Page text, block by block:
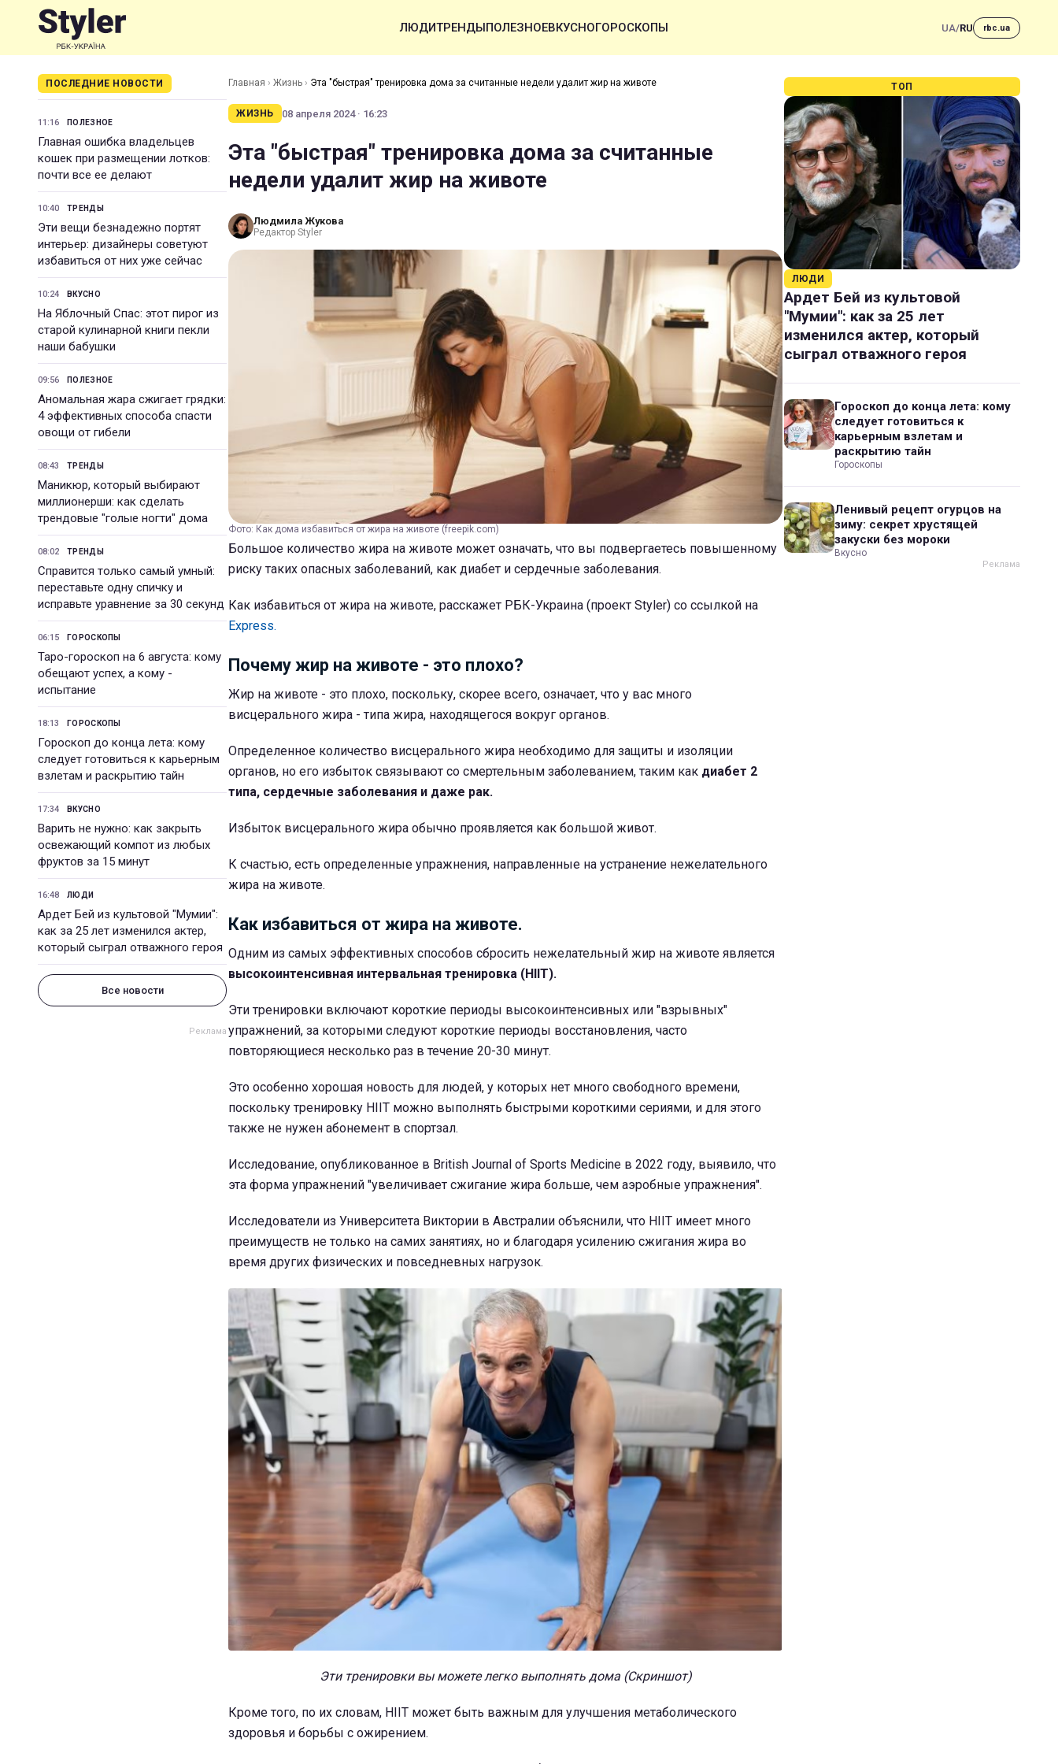
ЛЮДИТРЕНДЫПОЛЕЗНОЕВКУСНОГОРОСКОПЫ UA/RU rbc.ua
ПОСЛЕДНИЕ НОВОСТИ
11:16 ПОЛЕЗНОЕ
Главная ошибка владельцев
кошек при размещении лотков:
почти все ее делают
10:40 ТРЕНДЫ
Эти вещи безнадежно портят
интерьер: дизайнеры советуют
избавиться от них уже сейчас
10:24 ВКУСНО
На Яблочный Спас: этот пирог из
старой кулинарной книги пекли
наши бабушки
09:56 ПОЛЕЗНОЕ
Аномальная жара сжигает грядки:
4 эффективных способа спасти
овощи от гибели
08:43 ТРЕНДЫ
Маникюр, который выбирают
миллионерши: как сделать
трендовые "голые ногти" дома
08:02 ТРЕНДЫ
Справится только самый умный:
переставьте одну спичку и
исправьте уравнение за 30 секунд
06:15 ГОРОСКОПЫ
Таро-гороскоп на 6 августа: кому
обещают успех, а кому -
испытание
18:13 ГОРОСКОПЫ
Гороскоп до конца лета: кому
следует готовиться к карьерным
взлетам и раскрытию тайн
17:34 ВКУСНО
Варить не нужно: как закрыть
освежающий компот из любых
фруктов за 15 минут
16:48 ЛЮДИ
Ардет Бей из культовой "Мумии":
как за 25 лет изменился актер,
который сыграл отважного героя
Все новости
Главная › Жизнь › Эта "быстрая" тренировка дома за считанные недели удалит жир на животе
ЖИЗНЬ 08 апреля 2024 · 16:23
Эта "быстрая" тренировка дома за считанные
недели удалит жир на животе
Людмила Жукова
Редактор Styler
Фото: Как дома избавиться от жира на животе (freepik.com)
Большое количество жира на животе может означать, что вы подвергаетесь повышенному
риску таких опасных заболеваний, как диабет и сердечные заболевания.
Как избавиться от жира на животе, расскажет РБК-Украина (проект Styler) со ссылкой на
Express.
Почему жир на животе - это плохо?
Жир на животе - это плохо, поскольку, скорее всего, означает, что у вас много
висцерального жира - типа жира, находящегося вокруг органов.
Определенное количество висцерального жира необходимо для защиты и изоляции
органов, но его избыток связывают со смертельным заболеванием, таким как диабет 2
типа, сердечные заболевания и даже рак.
Избыток висцерального жира обычно проявляется как большой живот.
К счастью, есть определенные упражнения, направленные на устранение нежелательного
жира на животе.
Как избавиться от жира на животе.
Одним из самых эффективных способов сбросить нежелательный жир на животе является
высокоинтенсивная интервальная тренировка (HIIT).
Эти тренировки включают короткие периоды высокоинтенсивных или "взрывных"
упражнений, за которыми следуют короткие периоды восстановления, часто
повторяющиеся несколько раз в течение 20-30 минут.
Это особенно хорошая новость для людей, у которых нет много свободного времени,
поскольку тренировку HIIT можно выполнять быстрыми короткими сериями, и для этого
также не нужен абонемент в спортзал.
Исследование, опубликованное в British Journal of Sports Medicine в 2022 году, выявило, что
эта форма упражнений "увеличивает сжигание жира больше, чем аэробные упражнения".
Исследователи из Университета Виктории в Австралии объяснили, что HIIT имеет много
преимуществ не только на самих занятиях, но и благодаря усилению сжигания жира во
время других физических и повседневных нагрузок.
Эти тренировки вы можете легко выполнять дома (Скриншот)
Кроме того, по их словам, HIIT может быть важным для улучшения метаболического
здоровья и борьбы с ожирением.
ТОП
ЛЮДИ
Ардет Бей из культовой
"Мумии": как за 25 лет
изменился актер, который
сыграл отважного героя
Гороскоп до конца лета: кому
следует готовиться к
карьерным взлетам и
раскрытию тайн
Гороскопы
Ленивый рецепт огурцов на
зиму: секрет хрустящей
закуски без мороки
Вкусно